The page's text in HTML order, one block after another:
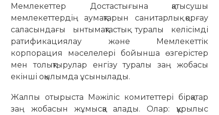
Мемлекеттер Достас­тығына қатысушы
мемлекет­тердің аумақтарын санита­р­лық қорғау
саласындағы ынтымақтастық туралы келі­сімді
ратификациялау және Мем­лекеттік
корпорация мәселе­лері бойынша өзгерістер
мен толық­тырулар енгізу туралы заң жобасы
екінші оқылымда ұсынылады.
Жалпы отырыста Мәжіліс комитеттері бірқатар
заң жобасын жұмысқа алады. Олар: құрылыс